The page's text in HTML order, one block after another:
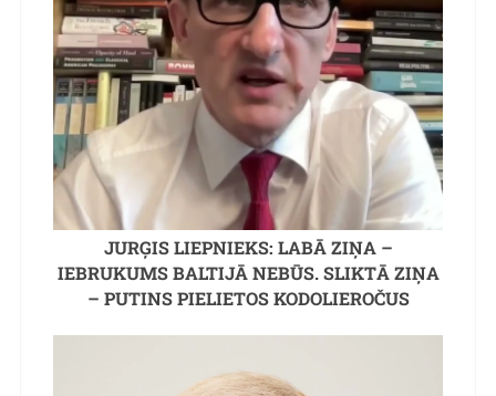
JURĢIS LIEPNIEKS: LABĀ ZIŅA –
IEBRUKUMS BALTIJĀ NEBŪS. SLIKTĀ ZIŅA
– PUTINS PIELIETOS KODOLIEROČUS